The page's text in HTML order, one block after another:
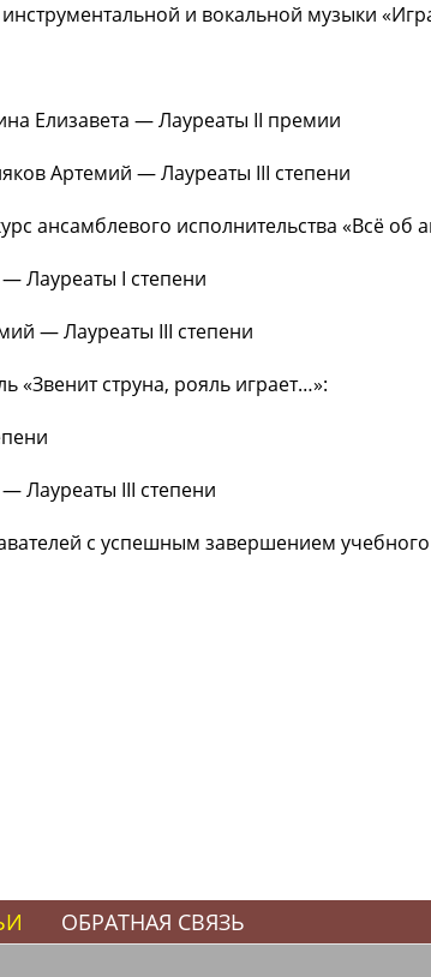
и вокальной музыки
Елизавета — Лауреаты II премии
Артемий — Лауреаты III степени
ансамблевого исполнительства «Всё об
Лауреаты I степени
— Лауреаты III степени
«Звенит струна, рояль играет…»:
Лауреаты III степени
с успешным завершением
ОБРАТНАЯ СВЯЗЬ